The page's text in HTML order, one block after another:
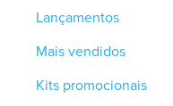
Lançamentos
Mais vendidos
Kits promocionais